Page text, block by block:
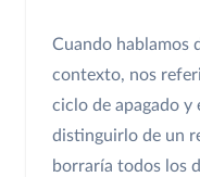
Cuando hablamos
contexto, nos
ciclo de apagado y
distinguirlo de un
borraría todos los